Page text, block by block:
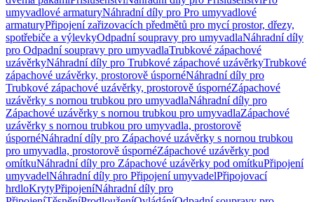
umyvadlové armaturyNáhradní díly pro Pro umyvadlové
armaturyPřipojení zařizovacích předmětů pro mycí prostor, dřezy,
spotřebiče a výlevkyOdpadní soupravy pro umyvadlaNáhradní díly
pro Odpadní soupravy pro umyvadlaTrubkové zápachové
uzávěrkyNáhradní díly pro Trubkové zápachové uzávěrkyTrubkové
zápachové uzávěrky, prostorově úspornéNáhradní díly pro
Trubkové zápachové uzávěrky, prostorově úspornéZápachové
uzávěrky s nornou trubkou pro umyvadlaNáhradní díly pro
Zápachové uzávěrky s nornou trubkou pro umyvadlaZápachové
uzávěrky s nornou trubkou pro umyvadla, prostorově
úspornéNáhradní díly pro Zápachové uzávěrky s nornou trubkou
pro umyvadla, prostorově úspornéZápachové uzávěrky pod
omítkuNáhradní díly pro Zápachové uzávěrky pod omítkuPřipojení
umyvadelNáhradní díly pro Připojení umyvadelPřipojovací
hrdloKrytyPřipojeníNáhradní díly pro